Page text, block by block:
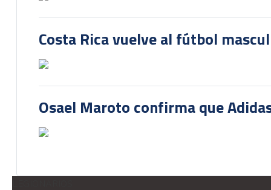
Costa Rica vuelve al fútbol
Osael Maroto confirma que